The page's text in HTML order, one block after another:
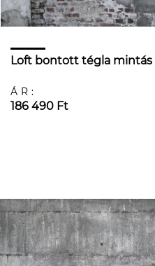
Loft bontott tégla mintás
ÁR:
186 490 Ft